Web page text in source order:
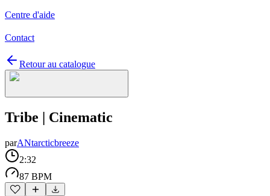
Centre d'aide
Contact
Retour au catalogue
Tribe | Cinematic
parANtarcticbreeze
2:32
87 BPM